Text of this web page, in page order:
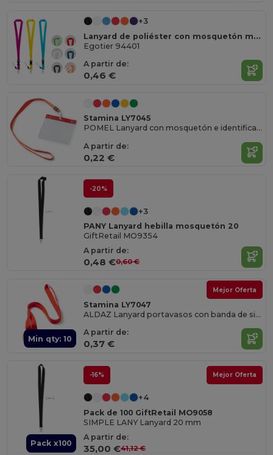
+3
Lanyard de poliéster con mosquetón metálico
Egotier 94401
A partir de:
0,46 €
Stamina LY7045
POMEL Lanyard con mosquetón e identificador de PVC a juego
A partir de:
0,22 €
-20%
+3
PANY Lanyard hebilla mosquetón 20
GiftRetail MO9354
A partir de:
0,48 €0,60 €
Min qty: 10
Mejor Oferta
Stamina LY7047
ALDAZ Lanyard portavasos con banda de silicona adaptable
A partir de:
0,37 €
Pack x100
-16% Mejor Oferta
+4
Pack de 100 GiftRetail MO9058
SIMPLE LANY Lanyard 20 mm
A partir de:
35,00 €41,12 €